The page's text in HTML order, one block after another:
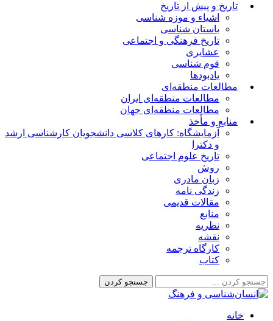
تاریخ و پیش از تاریخ
اشیاء و موزه شناسی
باستان شناسی
تاریخ فرهنگی و اجتماعی
عشایری
قوم شناسی
یادبودها
مطالعات منطقه‌ای
مطالعات منطقه‌ای ایران
مطالعات منطقه‌ای جهان
منابع و مأخذ
آزمایشگاه: کارهای کلاسی دانشجویان کارشناسی ارشد
و دکترا
تاریخ علوم اجتماعی
روش
زبان مادری
زندگی نامه
مقالات قدیمی
منابع
نظریه
نقشه
کارگاه ترجمه
کتاب
خانه